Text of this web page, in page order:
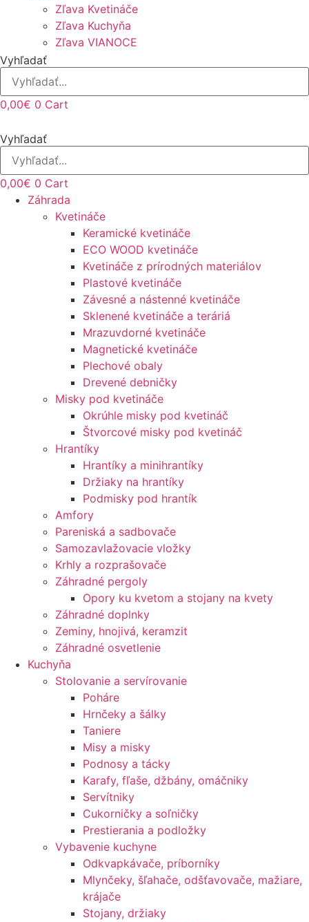
Zľava Kvetináče
Zľava Kuchyňa
Zľava VIANOCE
Vyhľadať
0,00€ 0 Cart
Vyhľadať
0,00€ 0 Cart
Záhrada
Kvetináče
Keramické kvetináče
ECO WOOD kvetináče
Kvetináče z prírodných materiálov
Plastové kvetináče
Závesné a nástenné kvetináče
Sklenené kvetináče a teráriá
Mrazuvdorné kvetináče
Magnetické kvetináče
Plechové obaly
Drevené debničky
Misky pod kvetináče
Okrúhle misky pod kvetináč
Štvorcové misky pod kvetináč
Hrantíky
Hrantíky a minihrantíky
Držiaky na hrantíky
Podmisky pod hrantík
Amfory
Pareniská a sadbovače
Samozavlažovacie vložky
Krhly a rozprašovače
Záhradné pergoly
Opory ku kvetom a stojany na kvety
Záhradné doplnky
Zeminy, hnojivá, keramzit
Záhradné osvetlenie
Kuchyňa
Stolovanie a servírovanie
Poháre
Hrnčeky a šálky
Taniere
Misy a misky
Podnosy a tácky
Karafy, fľaše, džbány, omáčniky
Servítniky
Cukorničky a soľničky
Prestierania a podložky
Vybavenie kuchyne
Odkvapkávače, príborníky
Mlynčeky, šľahače, odšťavovače, mažiare,
krájače
Stojany, držiaky